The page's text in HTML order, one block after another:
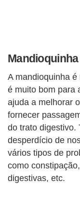
A mandioquinha
é muito bom para
ajuda a melhorar
fornecer
do trato digestivo.
desperdício de
vários tipos de
como
digestivas, etc.